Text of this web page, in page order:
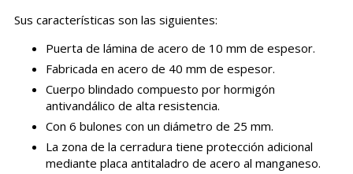
Sus características son las siguientes:
Puerta de lámina de acero de 10 mm de espesor.
Fabricada en acero de 40 mm de espesor.
Cuerpo blindado compuesto por hormigón
antivandálico de alta resistencia.
Con 6 bulones con un diámetro de 25 mm.
La zona de la cerradura tiene protección adicional
mediante placa antitaladro de acero al manganeso.